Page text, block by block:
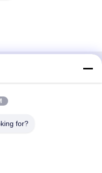
stad, de provincie van
for?